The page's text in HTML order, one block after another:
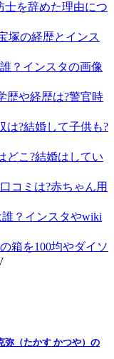
士を辞めた理由につ
塚の経歴とインス
？インスタの画像
歴や経歴は?警官時
は?結婚して子供も?
どこ?結婚はしてい
コミは?赤ちゃん用
？インスタやwiki
箱を100均やダイソ
（たかす かつや）の